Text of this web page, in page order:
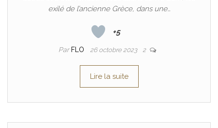
exilé de l’ancienne Grèce, dans une…
+5
Par FLO 26 octobre 2023 2
Lire la suite